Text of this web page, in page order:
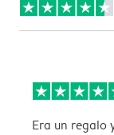
Era un regalo